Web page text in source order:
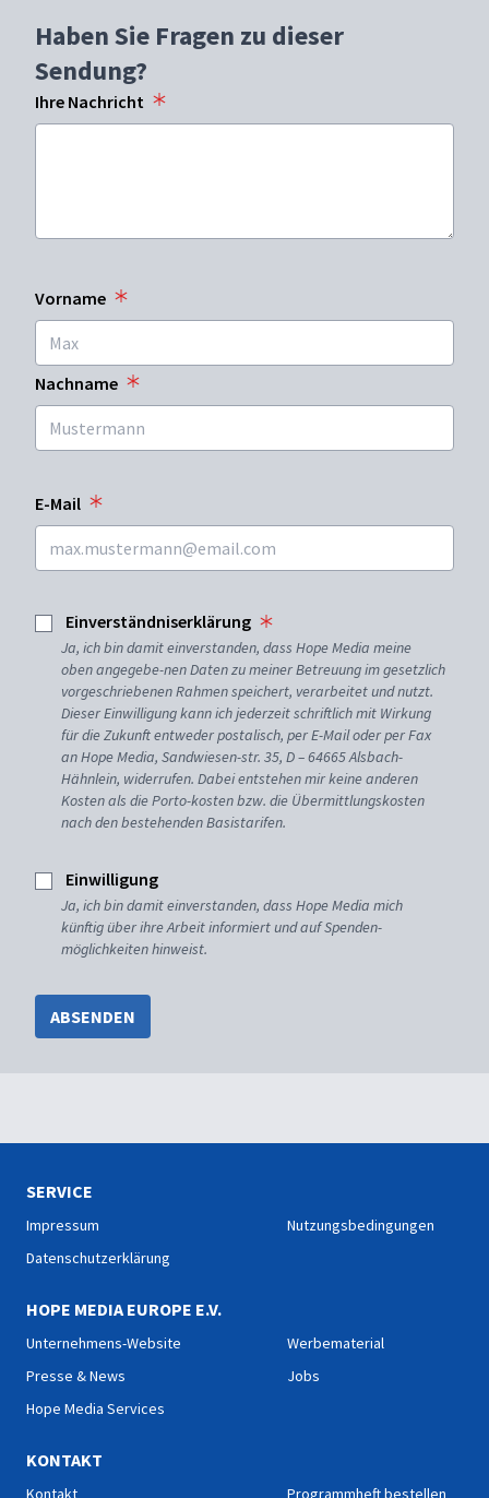
Haben Sie Fragen zu dieser
Sendung?
Ihre Nachricht
Vorname
Nachname
E-Mail
Einverständniserklärung
Ja, ich bin damit einverstanden, dass Hope Media meine
oben angegebe-nen Daten zu meiner Betreuung im gesetzlich
vorgeschriebenen Rahmen speichert, verarbeitet und nutzt.
Dieser Einwilligung kann ich jederzeit schriftlich mit Wirkung
für die Zukunft entweder postalisch, per E-Mail oder per Fax
an Hope Media, Sandwiesen-str. 35, D – 64665 Alsbach-
Hähnlein, widerrufen. Dabei entstehen mir keine anderen
Kosten als die Porto-kosten bzw. die Übermittlungskosten
nach den bestehenden Basistarifen.
Einwilligung
Ja, ich bin damit einverstanden, dass Hope Media mich
künftig über ihre Arbeit informiert und auf Spenden-
möglichkeiten hinweist.
ABSENDEN
SERVICE
Impressum
Datenschutzerklärung
Nutzungsbedingungen
HOPE MEDIA EUROPE E.V.
Unternehmens-Website
Presse & News
Hope Media Services
Werbematerial
Jobs
KONTAKT
Kontakt Programmheft bestellen